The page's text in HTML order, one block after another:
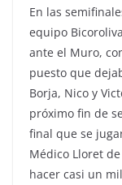
En las
equipo
ante el Muro,
puesto que
Borja, Nico y
próximo fin de
final que se
Médico Lloret
hacer casi un